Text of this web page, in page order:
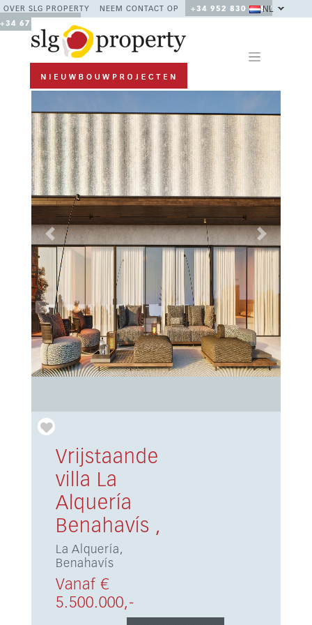
OVER SLG PROPERTY NEEM CONTACT OP
+34 952 830 378 /
+34 677 670 480
NL
Previous Next
Vrijstaande
villa La
Alquería
Benahavís ,
La Alquería,
Benahavís
Vanaf €
5.500.000,-